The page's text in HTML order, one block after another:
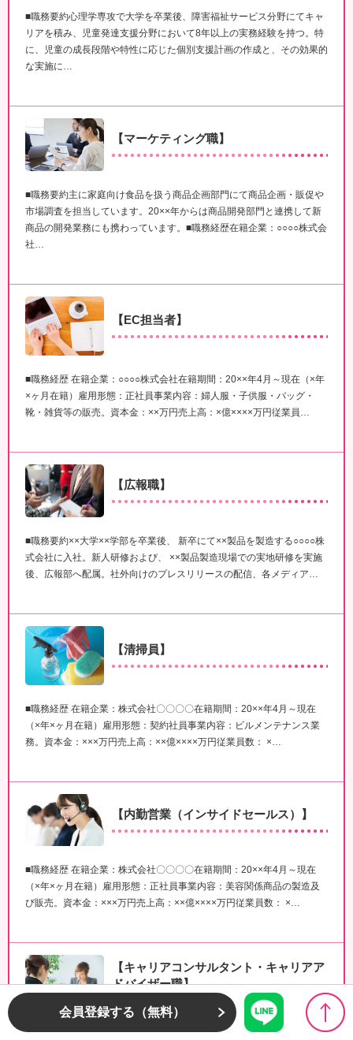
■職務要約心理学専攻で大学を卒業後、障害福祉サービス分野にてキャ
リアを積み、児童発達支援分野において8年以上の実務経験を持つ。特
に、児童の成長段階や特性に応じた個別支援計画の作成と、その効果的
な実施に…
【マーケティング職】
■職務要約主に家庭向け食品を扱う商品企画部門にて商品企画・販促や
市場調査を担当しています。20××年からは商品開発部門と連携して新
商品の開発業務にも携わっています。■職務経歴在籍企業：○○○○株式会
社…
【EC担当者】
■職務経歴 在籍企業：○○○○株式会社在籍期間：20××年4月～現在（×年
×ヶ月在籍）雇用形態：正社員事業内容：婦人服・子供服・バッグ・
靴・雑貨等の販売。資本金：××万円売上高：×億××××万円従業員…
【広報職】
■職務要約××大学××学部を卒業後、 新卒にて××製品を製造する○○○○株
式会社に入社。新人研修および、 ××製品製造現場での実地研修を実施
後、広報部へ配属。社外向けのプレスリリースの配信、各メディア…
【清掃員】
■職務経歴 在籍企業：株式会社〇〇〇〇在籍期間：20××年4月～現在
（×年×ヶ月在籍）雇用形態：契約社員事業内容：ビルメンテナンス業
務。資本金：×××万円売上高：××億××××万円従業員数： ×…
【内勤営業（インサイドセールス）】
■職務経歴 在籍企業：株式会社〇〇〇〇在籍期間：20××年4月～現在
（×年×ヶ月在籍）雇用形態：正社員事業内容：美容関係商品の製造及
び販売。資本金：×××万円売上高：××億××××万円従業員数： ×…
【キャリアコンサルタント・キャリアア
ドバイザー職】
■職務要約××大学××学部を卒業後、 人材紹介事業を行う○○○○株式会社
会員登録する（無料）